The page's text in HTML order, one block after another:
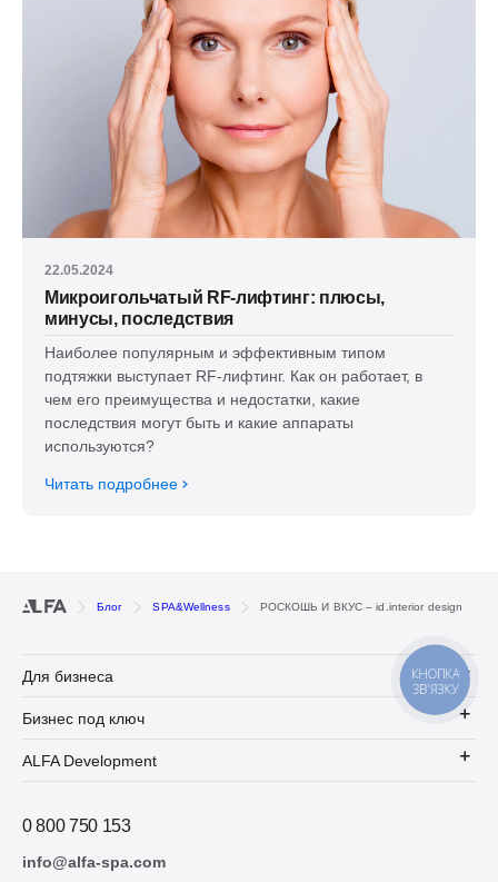
22.05.2024
Микроигольчатый RF-лифтинг: плюсы,
минусы, последствия
Наиболее популярным и эффективным типом
подтяжки выступает RF-лифтинг. Как он работает, в
чем его преимущества и недостатки, какие
последствия могут быть и какие аппараты
используются?
Читать подробнее
Блог SPA&Wellness РОСКОШЬ И ВКУС – id.interior design
Для бизнеса
Бизнес под ключ
ALFA Development
0 800 750 153
info@alfa-spa.com
КНОПКА
ЗВ'ЯЗКУ